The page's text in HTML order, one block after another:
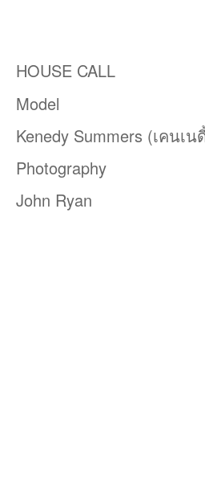
HOUSE CALL
Model
Kenedy Summers (เคนเ
Photography
John Ryan